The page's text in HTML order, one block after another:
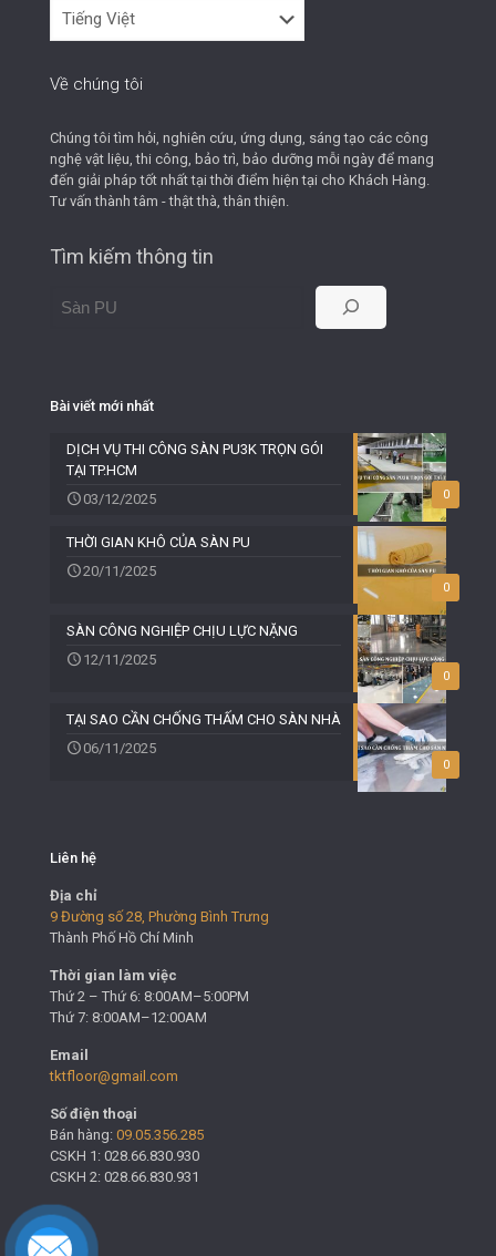
ngữ
Về chúng tôi
Chúng tôi tìm hỏi, nghiên cứu, ứng dụng, sáng tạo các công
nghệ vật liệu, thi công, bảo trì, bảo dưỡng mỗi ngày để mang
đến giải pháp tốt nhất tại thời điểm hiện tại cho Khách Hàng.
Tư vấn thành tâm - thật thà, thân thiện.
Tìm kiếm thông tin
Bài viết mới nhất
0
DỊCH VỤ THI CÔNG SÀN PU3K TRỌN GÓI
TẠI TP.HCM
03/12/2025
0
THỜI GIAN KHÔ CỦA SÀN PU
20/11/2025
0
SÀN CÔNG NGHIỆP CHỊU LỰC NẶNG
12/11/2025
0
TẠI SAO CẦN CHỐNG THẤM CHO SÀN NHÀ
06/11/2025
Liên hệ
Địa chỉ
9 Đường số 28, Phường Bình Trưng
Thành Phố Hồ Chí Minh
Thời gian làm việc
Thứ 2 – Thứ 6: 8:00AM–5:00PM
Thứ 7: 8:00AM–12:00AM
Email
tktfloor@gmail.com
Số điện thoại
Bán hàng: 09.05.356.285
CSKH 1: 028.66.830.930
CSKH 2: 028.66.830.931